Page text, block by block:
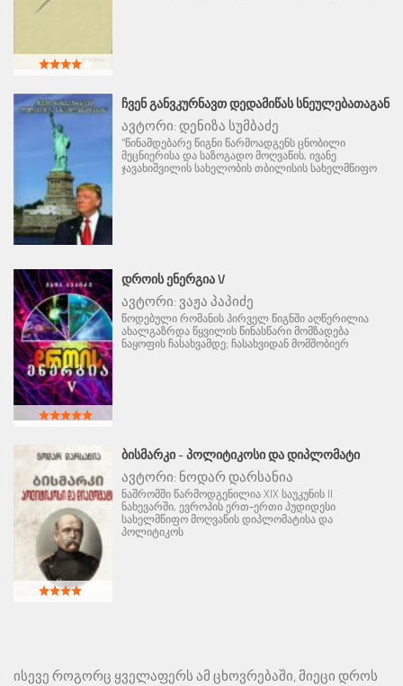
ᲩᲕᲔᲜ ᲒᲐᲜᲕᲙᲣᲠᲜᲐᲕᲗ ᲓᲔᲓᲐᲛᲘᲬᲐᲡ ᲡᲜᲔᲣᲚᲔᲑᲐᲗᲐᲒᲐᲜ
ავტორი: დენიზა სუმბაძე
"წინამდებარე წიგნი წარმოადგენს ცნობილი
მეცნიერისა და საზოგადო მოღვაწის, ივანე
ჯავახიშვილის სახელობის თბილისის სახელმწიფო
ᲓᲠᲝᲘᲡ ᲔᲜᲔᲠᲒᲘᲐ V
ავტორი: ვაჟა პაპიძე
წოდებული რომანის პირველ წიგნში აღწერილია
ახალგაზრდა წყვილის წინასწარი მომზადება
ნაყოფის ჩასახვამდე; ჩასახვიდან მომშობიერ
ᲑᲘᲡᲛᲐᲠᲙᲘ - ᲞᲝᲚᲘᲢᲘᲙᲝᲡᲘ ᲓᲐ ᲓᲘᲞᲚᲝᲛᲐᲢᲘ
ავტორი: ნოდარ დარსანია
ნაშრომში წარმოდგენილია XIX საუკუნის II
ნახევარში, ევროპის ერთ-ერთი პუდიდესი
სახელმწიფო მოღვაწის დიპლომატისა და
პოლიტიკოს
ისევე როგორც ყველაფერს ამ ცხოვრებაში, მიეცი დროს